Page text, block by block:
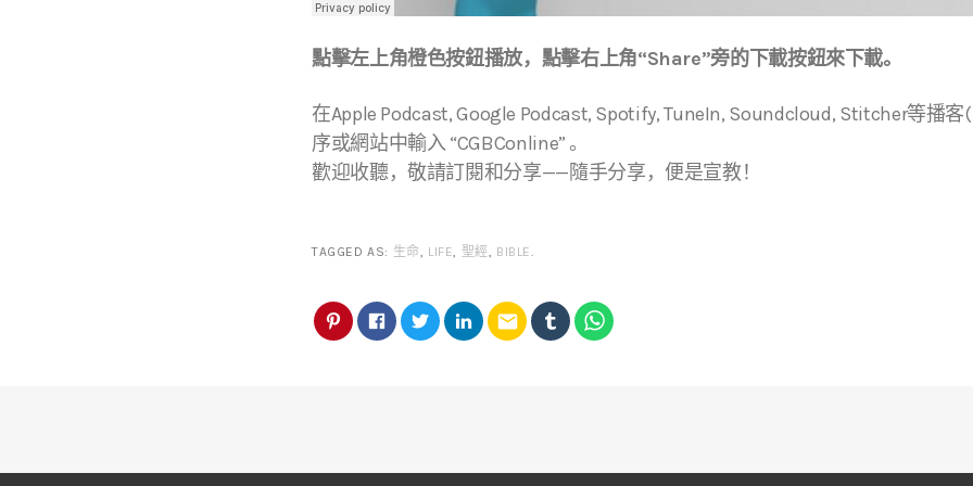
點擊左上角橙色按鈕播放，點擊右上角“Share”旁的下載按鈕來下載。
在Apple Podcast, Google Podcast, Spotify, TuneIn, Soundcloud, Stitcher等播
序或網站中輸入 “CGBConline” 。
歡迎收聽，敬請訂閱和分享——隨手分享，便是宣教！
TAGGED AS: 生命 LIFE 聖經 BIBLE
email